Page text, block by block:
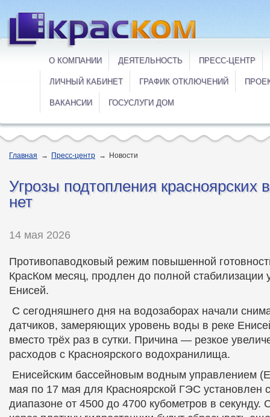
О КОМПАНИИ ДЕЯТЕЛЬНОСТЬ ПРЕСС-ЦЕНТР
ЛИЧНЫЙ КАБИНЕТ ГРАФИК ОТКЛЮЧЕНИЙ
ВАКАНСИИ ГОСУСЛУГИ ДОМ
Главная → Пресс-центр → Новости
Угрозы подтопления красноярских
нет
14 мая 2026
Противопаводковый режим повышенной
КрасКом месяц, продлен до полной стабилизации
Енисей.
С сегодняшнего дня на водозаборах начали
датчиков, замеряющих уровень воды в реке
вместо трёх раз в сутки. Причина — резкое
расходов с Красноярского водохранилища.
Енисейским бассейновым водным управлением
мая по 17 мая для Красноярской ГЭС установлен
диапазоне от 4500 до 4700 кубометров в